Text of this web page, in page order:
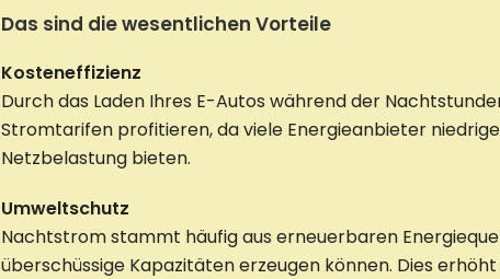
Das sind die wesentlichen Vorteile
Kosteneffizienz
Durch das Laden Ihres E-Autos während der
Stromtarifen profitieren, da viele Energieanbieter
Netzbelastung bieten.
Umweltschutz
Nachtstrom stammt häufig aus erneuerbaren
überschüssige Kapazitäten erzeugen können. Dies